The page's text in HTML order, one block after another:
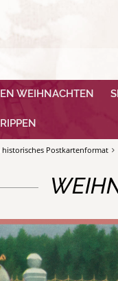
WEIHNACHTEN
Postkartenformat